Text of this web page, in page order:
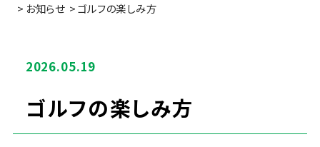
お知らせ
ゴルフの楽しみ方
2026.05.19
ゴルフの楽しみ方